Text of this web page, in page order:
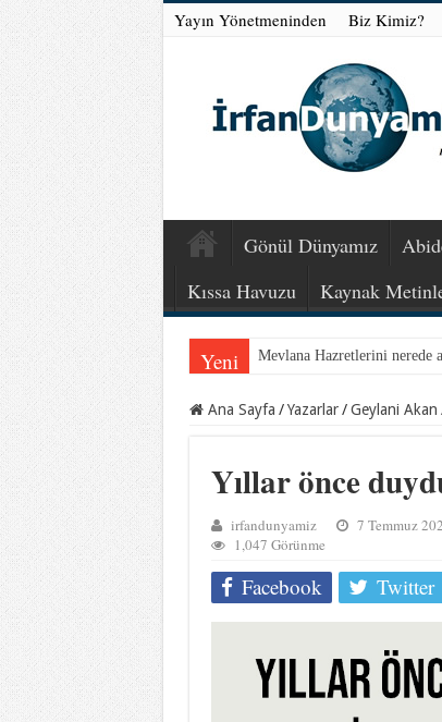
Yayın Yönetmeninden Biz Kimiz?
Gönül Dünyamız
Kıssa Havuzu
Kaynak
Yeni Mevlana Hazretlerini nerede
Ana Sayfa / Yazarlar / Geylani Akan
Yıllar önce
irfandunyamiz 7 Temmuz
1,047 Görünme
Facebook Twitter